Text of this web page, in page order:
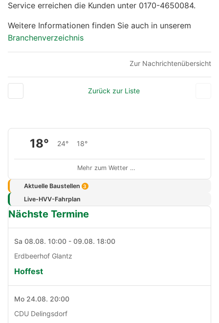
Service erreichen die Kunden unter 0170-4650084.
Weitere Informationen finden Sie auch in unserem
Branchenverzeichnis
Zur Nachrichtenübersicht
Zurück zur Liste
18° 24° 18°
Mehr zum Wetter …
Aktuelle Baustellen 3
Live-HVV-Fahrplan
Nächste Termine
Sa 08.08. 10:00 - 09.08. 18:00
Erdbeerhof Glantz
Hoffest
Mo 24.08. 20:00
CDU Delingsdorf